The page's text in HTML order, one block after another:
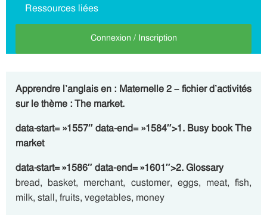
Ressources liées
Connexion / Inscription
Apprendre l’anglais en : Maternelle 2 – fichier d’activités
sur le thème : The market.
data-start= »1557″ data-end= »1584″>1. Busy book The
market
data-start= »1586″ data-end= »1601″>2. Glossary
bread, basket, merchant, customer, eggs, meat, fish,
milk, stall, fruits, vegetables, money